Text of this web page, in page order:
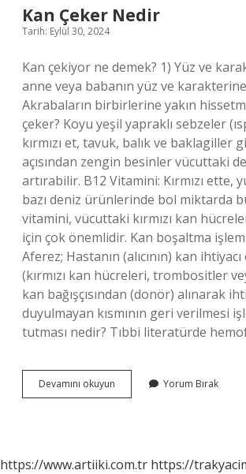
Kan Çeker Nedir
Tarih: Eylül 30, 2024
Kan çekiyor ne demek? 1) Yüz ve
anne veya babanın yüz ve
Akrabaların birbirlerine yakın
çeker? Koyu yeşil yapraklı sebzeler
kırmızı et, tavuk, balık ve baklagiller
açısından zengin besinler vücuttaki
artırabilir. B12 Vitamini: Kırmızı ette,
bazı deniz ürünlerinde bol miktarda
vitamini, vücuttaki kırmızı kan
için çok önemlidir. Kan boşaltma
Aferez; Hastanın (alıcının) kan ihtiyacı
(kırmızı kan hücreleri, trombositler
kan bağışçısından (donör) alınarak
duyulmayan kısmının geri verilmesi
tutması nedir? Tıbbi literatürde
Devamını okuyun
Çeker
Yorum Bırak
https://www.artiiki.com.tr https://